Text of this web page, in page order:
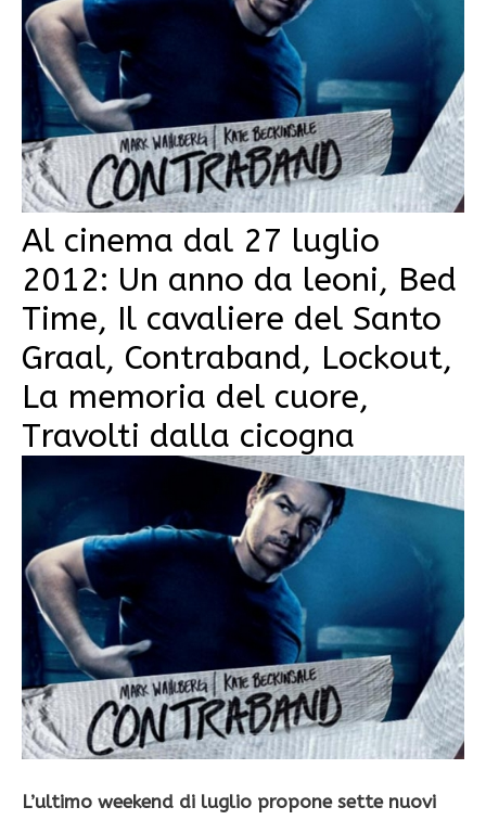
Al cinema dal 27 luglio
2012: Un anno da leoni, Bed
Time, Il cavaliere del Santo
Graal, Contraband, Lockout,
La memoria del cuore,
Travolti dalla cicogna
L’ultimo weekend di luglio propone sette nuovi